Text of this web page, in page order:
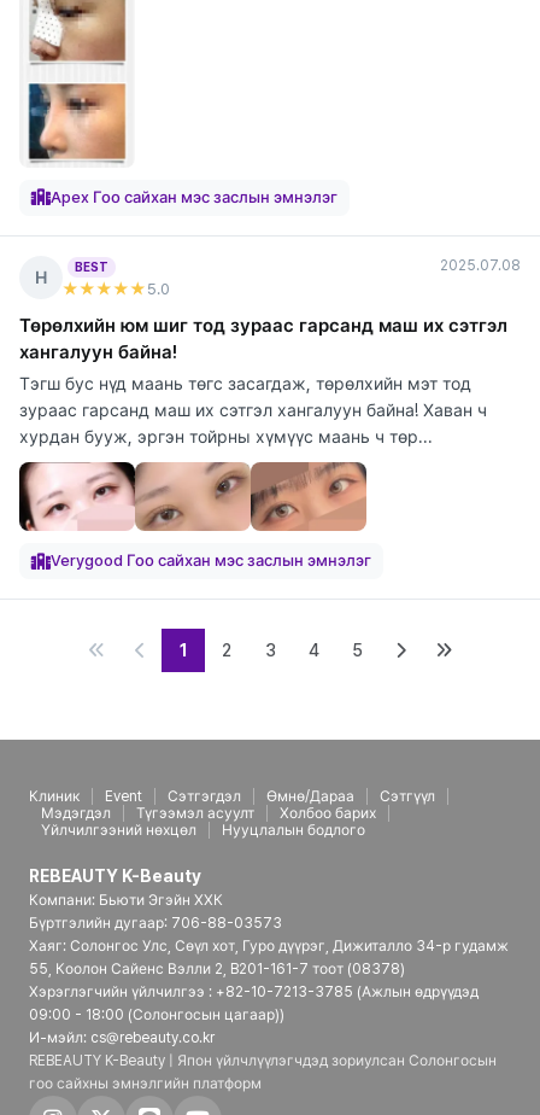
Apex Гоо сайхан мэс заслын эмнэлэг
Н
BEST
★★★★★ 5.0
2025.07.08
Төрөлхийн юм шиг тод зураас гарсанд маш их сэтгэл
хангалуун байна!
Тэгш бус нүд маань төгс засагдаж, төрөлхийн мэт тод
зураас гарсанд маш их сэтгэл хангалуун байна! Хаван ч
хурдан бууж, эргэн тойрны хүмүүс маань ч төр...
Verygood Гоо сайхан мэс заслын эмнэлэг
1 2 3 4 5
Клиник Event Сэтгэгдэл Өмнө/Дараа
Сэтгүүл
Мэдэгдэл
Түгээмэл асуулт
Холбоо барих
Үйлчилгээний нөхцөл
Нууцлалын бодлого
REBEAUTY K-Beauty
Компани: Бьюти Эгэйн ХХК
Бүртгэлийн дугаар: 706-88-03573
Хаяг: Солонгос Улс, Сөүл хот, Гуро дүүрэг, Дижиталло 34-р гудамж
55, Коолон Сайенс Вэлли 2, B201-161-7 тоот (08378)
Хэрэглэгчийн үйлчилгээ : +82-10-7213-3785 (Ажлын өдрүүдэд
09:00 - 18:00 (Солонгосын цагаар))
И-мэйл: cs@rebeauty.co.kr
REBEAUTY K-Beauty | Япон үйлчлүүлэгчдэд зориулсан Солонгосын
гоо сайхны эмнэлгийн платформ